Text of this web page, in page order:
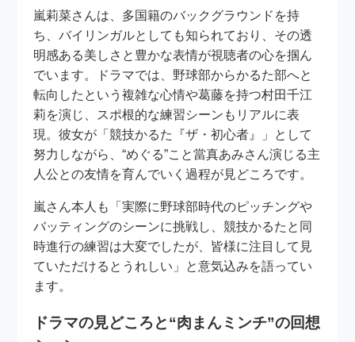
嵐莉菜さんは、多国籍のバックグラウンドを持
ち、バイリンガルとしても知られており、その透
明感ある美しさと豊かな表情が視聴者の心を掴ん
でいます。ドラマでは、野球部からかるた部へと
転向したという複雑な心情や葛藤を持つ村田千江
莉を演じ、スポ根的な練習シーンもリアルに表
現。彼女が「競技かるた『ザ・初心者』」として
努力しながら、“めぐる”こと當真あみさん演じる主
人公との友情を育んでいく過程が見どころです。
嵐さん本人も「実際に野球部時代のピッチングや
バッティングのシーンに挑戦し、競技かるたと同
時進行の練習は大変でしたが、皆様に注目して見
ていただけるとうれしい」と意気込みを語ってい
ます。
ドラマの見どころと“肉まんミンチ”の回想